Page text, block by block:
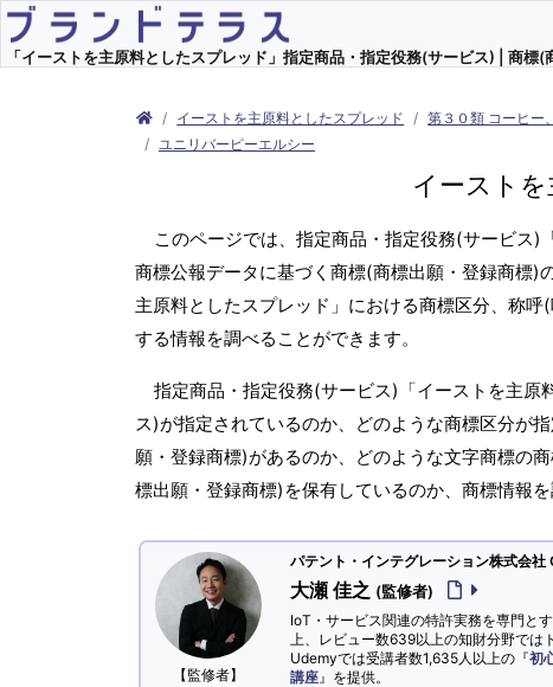
「イーストを主原料としたスプレッド」指定商品・指定役務(サービス) | 商標(
イーストを主原料としたスプレッド 第３０類 コーヒー
ユニリバーピーエルシー
イースト
このページでは、指定商品・指定役務(サービス
商標公報データに基づく商標(商標出願・登録商標
主原料としたスプレッド」における商標区分、称
する情報を調べることができます。
指定商品・指定役務(サービス)「イーストを主
ス)が指定されているのか、どのような商標区分が
願・登録商標)があるのか、どのような文字商標の
標出願・登録商標)を保有しているのか、商標情報を
【監修者】
パテント・インテグレーション株式会社
大瀬 佳之 (監修者)
IoT・サービス関連の特許実務を専門と
上、レビュー数639以上の知財分野では
Udemyでは受講者数1,635人以上の『初
講座 』を提供。